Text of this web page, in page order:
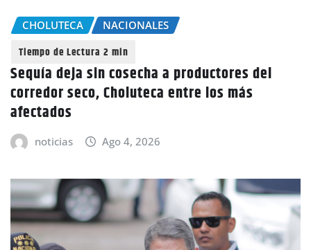
CHOLUTECA NACIONALES
Sequía deja sin cosecha a productores del
corredor seco, Choluteca entre los más
afectados
noticias Ago 4, 2026